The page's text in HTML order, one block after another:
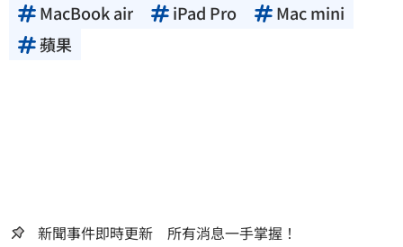
MacBook air iPad Pro
Mac mini
蘋果
新聞事件即時更新 所有消息一手掌握！